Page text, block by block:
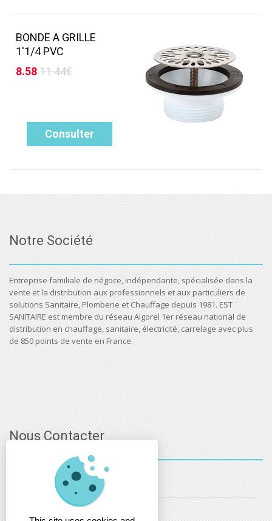
BONDE A GRILLE
1'1/4 PVC
8.5811.44€
Consulter
Notre Société
Entreprise familiale de négoce, indépendante, spécialisée dans la
vente et la distribution aux professionnels et aux particuliers de
solutions Sanitaire, Plomberie et Chauffage depuis 1981. EST
SANITAIRE est membre du réseau Algorel 1er réseau national de
distribution en chauffage, sanitaire, électricité, carrelage avec plus
de 850 points de vente en France.
Nous Contacter
03 - 88 - 32 - 86 - 52